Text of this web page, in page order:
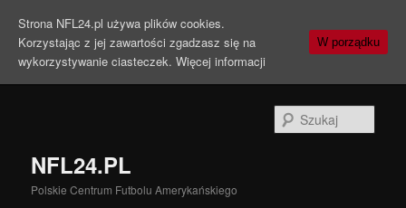
NFL24.PL
Polskie Centrum Futbolu Amerykańskiego
Strona NFL24.pl używa plików cookies.
Korzystając z jej zawartości zgadzasz się na
wykorzystywanie ciasteczek. Więcej informacji
W porządku